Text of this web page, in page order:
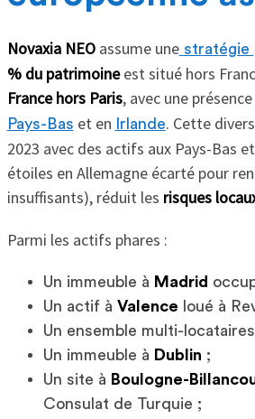
Novaxia NEO assume unestratégie
% du patrimoineest situé hors
France hors Paris, avec une
Pays-Bas et en Irlande. Cette
2023 avec des actifs aux Pays-Bas
étoiles en Allemagne écarté pour
insuffisants), réduit les risques
Parmi les actifs phares :
Un immeuble à Madrid
Un actif à Valence loué à
Un ensemble multi-
Un immeuble à Dublin ;
Un site à Boulogne-
Consulat de Turquie ;